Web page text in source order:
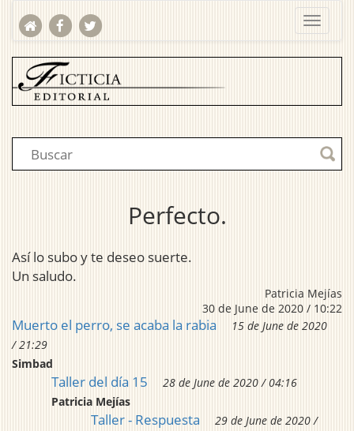
Perfecto.
Así lo subo y te deseo suerte.
Un saludo.
Patricia Mejías
30 de June de 2020 / 10:22
Muerto el perro, se acaba la rabia
15 de June de 2020
/ 21:29
Simbad
Taller del día 15
28 de June de 2020 / 04:16
Patricia Mejías
Taller - Respuesta
29 de June de 2020 /